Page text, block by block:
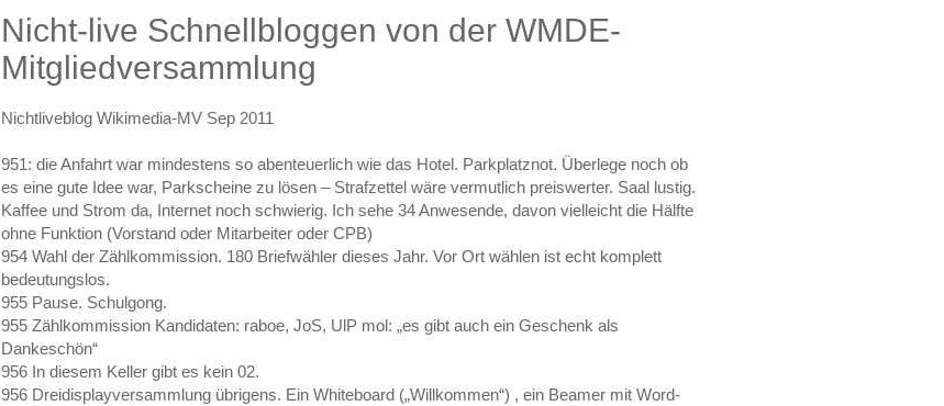
Nicht-live Schnellbloggen von der WMDE-
Mitgliedversammlung
Nichtliveblog Wikimedia-MV Sep 2011
951: die Anfahrt war mindestens so abenteuerlich wie das Hotel. Parkplatznot. Überlege noch ob
es eine gute Idee war, Parkscheine zu lösen – Strafzettel wäre vermutlich preiswerter. Saal lustig.
Kaffee und Strom da, Internet noch schwierig. Ich sehe 34 Anwesende, davon vielleicht die Hälfte
ohne Funktion (Vorstand oder Mitarbeiter oder CPB)
954 Wahl der Zählkommission. 180 Briefwähler dieses Jahr. Vor Ort wählen ist echt komplett
bedeutungslos.
955 Pause. Schulgong.
955 Zählkommission Kandidaten: raboe, JoS, UlP mol: „es gibt auch ein Geschenk als
Dankeschön“
956 In diesem Keller gibt es kein 02.
956 Dreidisplayversammlung übrigens. Ein Whiteboard („Willkommen“) , ein Beamer mit Word-